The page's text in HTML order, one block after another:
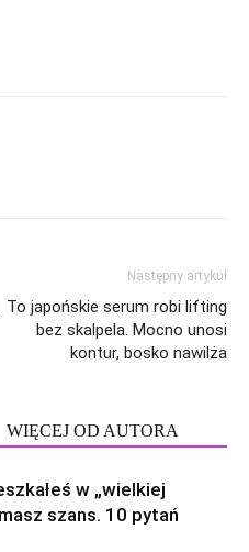
Następny artykuł
To japońskie serum robi lifting
bez skalpela. Mocno unosi
kontur, bosko nawilża
WIĘCEJ OD AUTORA
w „wielkiej
szans. 10 pytań